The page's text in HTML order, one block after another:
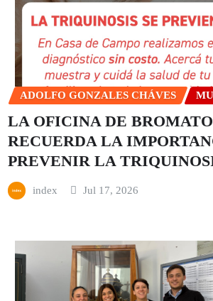
ADOLFO GONZALES CHÁVES
LA OFICINA DE
RECUERDA LA
PREVENIR LA
index Jul 17, 2026